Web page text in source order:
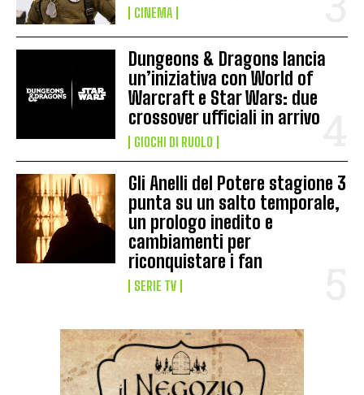
CINEMA
Dungeons & Dragons lancia
un’iniziativa con World of
Warcraft e Star Wars: due
crossover ufficiali in arrivo
GIOCHI DI RUOLO
Gli Anelli del Potere stagione 3
punta su un salto temporale,
un prologo inedito e
cambiamenti per
riconquistare i fan
SERIE TV